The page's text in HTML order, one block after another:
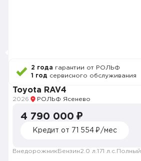
2 года гарантии от РОЛЬФ
1 год сервисного обслуживания
Toyota RAV4
2026 РОЛЬФ Ясенево
4 790 000 ₽
Кредит от 71 554 ₽/мес
Внедорожник Бензин2.0 л. 171 л.с. Полный